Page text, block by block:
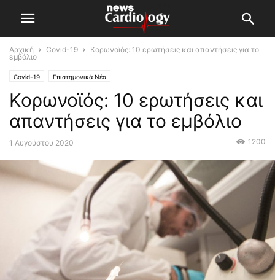
Αρχική Covid-19
Κορωνοϊός: 10 ερωτήσεις και απαντήσεις για το
εμβόλιο
Covid-19 Επιστημονικά Νέα
Κορωνοϊός: 10 ερωτήσεις και
απαντήσεις για το εμβόλιο
1 Αυγούστου 2020 1200